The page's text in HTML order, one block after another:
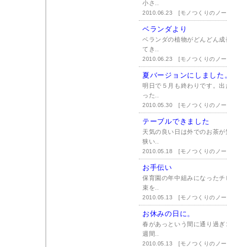
小さ..
2010.06.23[モノつくりのノ
ベランダより
ベランダの植物がどんどん
てき..
2010.06.23[モノつくりのノ
夏バージョンにしました
明日で５月も終わりです。
った..
2010.05.30[モノつくりのノ
テーブルできました
天気の良い日は外でのお茶
狭い..
2010.05.18[モノつくりのノ
お手伝い
保育園の年中組みになった
束を..
2010.05.13[モノつくりのノ
お休みの日に。
春があっという間に通り過
週間..
2010.05.13[モノつくりのノ